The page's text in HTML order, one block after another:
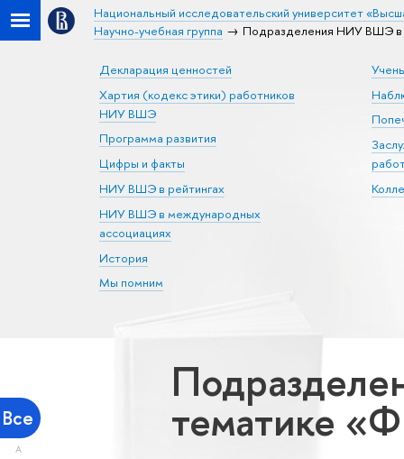
Национальный исследовательский университет
Научно-учебная группа
Подразделения НИУ ВШЭ в
Декларация ценностей
Хартия (кодекс этики) работников
НИУ ВШЭ
Программа развития
Цифры и факты
НИУ ВШЭ в рейтингах
НИУ ВШЭ в международных
ассоциациях
История
Мы помним
Все
А
тематике